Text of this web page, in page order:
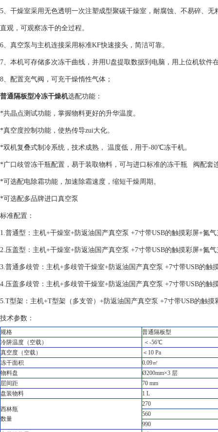
5、干燥室采用无色透明一次注塑成型聚碳干燥室，耐腐蚀、不易碎、
直观，可观察冻干的全过程。
6、真空泵与主机连接采用标准KF快速接头，简洁可靠。
7、本机可存储多次冻干曲线，并用U盘提取数据到电脑，用上位机软件
8、配置充气阀，可充干燥惰性气体；
普通隔板型冷冻干燥机选配功能：
*共晶点测试功能，掌握物料更好的升华温度。
*真空度控制功能，使热传导zui大化。
*双机复叠式制冷系统，技术成熟， 温度低，用于-80℃冻干机。
*广口歧管冻干瓶配置，易于装取物料，可与进口标准的冻干瓶 阀配套
*可选配电除霜功能，加速除霜速度，缩短干燥周期。
*可选配多品牌进口真空泵
标准配置：
1.普通型：主机+干燥室+防返油国产真空泵 +7寸带USB的触摸彩屏+氮
2.压盖型：主机+干燥室+防返油国产真空泵 +7寸带USB的触摸彩屏+氮
3.普通多歧管：主机+多歧管干燥室+防返油国产真空泵 +7寸带USB的触
4.压盖多歧管：主机+多歧管干燥室+防返油国产真空泵 +7寸带USB的触
5.T型架：主机+T型架（多支管）+防返油国产真空泵 +7寸带USB的触
技术参数：
规格
普通隔板型
冷阱温度（空载）
＜-56℃
真空度（空载）
＜10 Pa
冻干面积
0.09㎡
物料盘
Ø200mm×3 层
层间距
70 mm
盘装物料
1 L
西林瓶
数量
270
560
990